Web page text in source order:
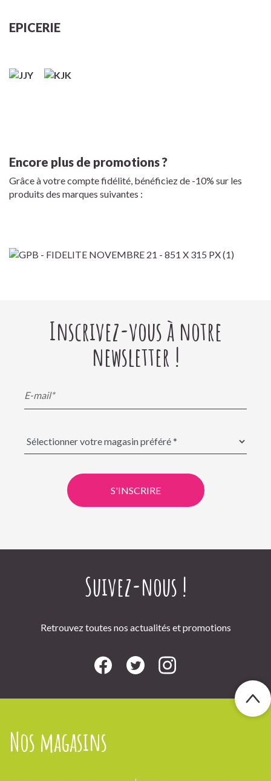
EPICERIE
Encore plus de promotions ?
Grâce à votre compte fidélité, bénéficiez de -10% sur les
produits des marques suivantes :
Inscrivez-vous à notre
newsletter !
S'INSCRIRE
Suivez-nous !
Retrouvez toutes nos actualités et promotions
Nos magasins